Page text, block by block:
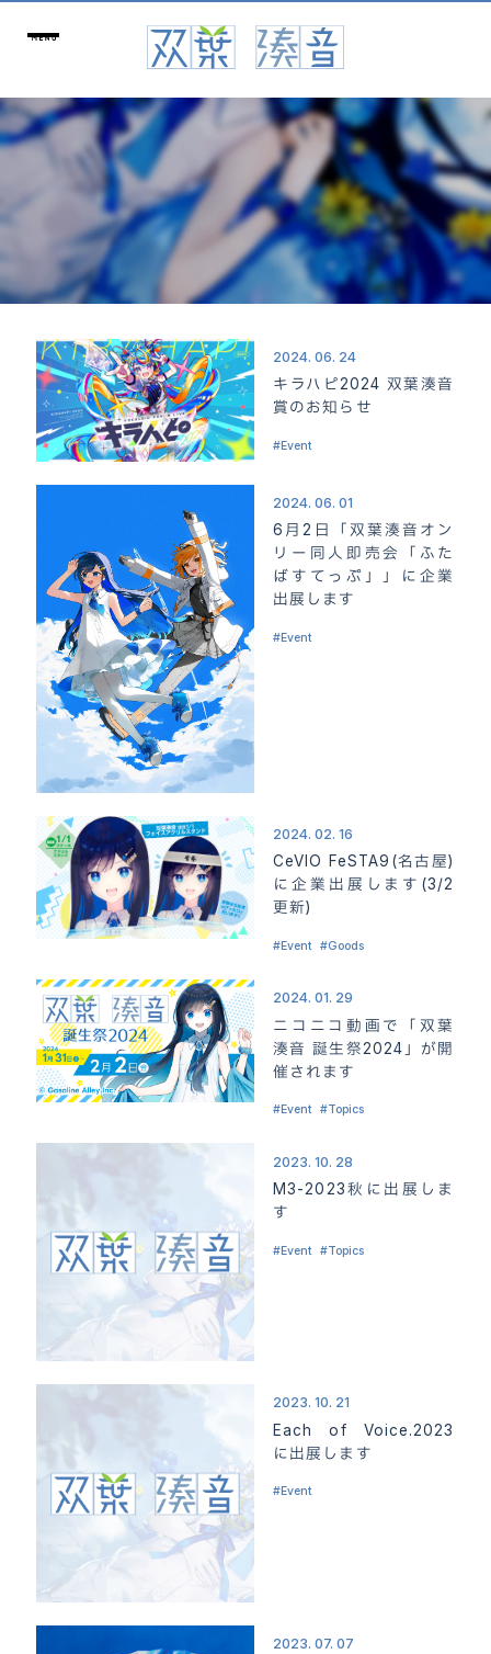
2024. 06. 24
キラハピ2024 双葉湊音
賞のお知らせ
Event
2024. 06. 01
6月2日「双葉湊音オン
リー同人即売会「ふた
ばすてっぷ」」に企業
出展します
Event
2024. 02. 16
CeVIO FeSTA9(名古屋)
に企業出展します(3/2
更新)
Event Goods
2024. 01. 29
ニコニコ動画で「双葉
湊音 誕生祭2024」が開
催されます
Event Topics
2023. 10. 28
M3-2023秋に出展しま
す
Event Topics
2023. 10. 21
Each of Voice.2023
に出展します
Event
2023. 07. 07